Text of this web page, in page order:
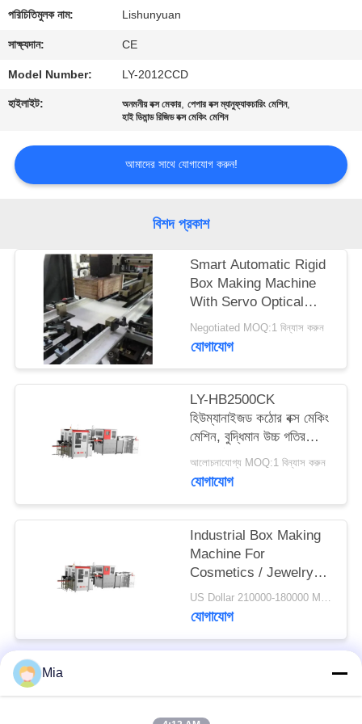
নিয়ন্ত্রণ
আমাদের
সাথে
খবর
উদ্ধৃতি
অনুরোধ
করুন
ম্যাপ
গোপনীয়তা
পরিচিতিমুলক নাম: Lishunyuan
সাক্ষ্যদান: CE
Model Number: LY-2012CCD
হাইলাইট: অনমনীয় বক্স মেকার,পেপার বক্স ম্যানুফ্যাকচারিং মেশিন,
হাই ডিমান্ড রিজিড বক্স মেকিং মেশিন
আমাদের সাথে যোগাযোগ করুন!
বিশদ প্রকাশ
Smart Automatic Rigid
Box Making Machine
With Servo Optical
Fiber Positioning
System
Negotiated MOQ:1 বিন্যাস করুন
যোগাযোগ
LY-HB2500CK
হিউম্যানাইজড কঠোর বক্স মেকিং
মেশিন, বুদ্ধিমান উচ্চ গতির
পিচবোর্ড বক্স তৈরি
আলোচনাযোগ্য MOQ:1 বিন্যাস করুন
যোগাযোগ
Industrial Box Making
Machine For
Cosmetics / Jewelry
Boxes Manufacturing US Dollar 210000-180000 MOQ:1 বিন্যাস করুন
যোগাযোগ
Mia